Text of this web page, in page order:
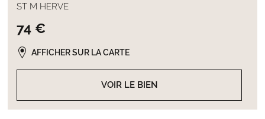
ST M HERVE
74 €
VOIR LE BIEN
AFFICHER SUR LA CARTE